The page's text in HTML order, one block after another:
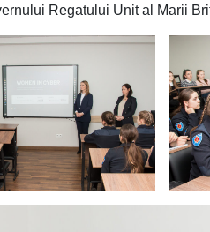
Regatului Unit al Marii